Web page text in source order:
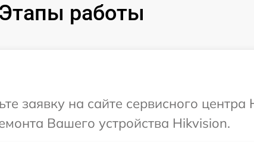
Этапы работы
заявку на сайте сервисного
Вашего устройства Hikvision.